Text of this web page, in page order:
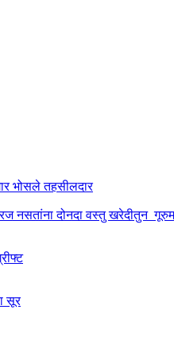
भोसले तहसीलदार
नसतांना दोनदा वस्तु खरेदीतुन
सूर